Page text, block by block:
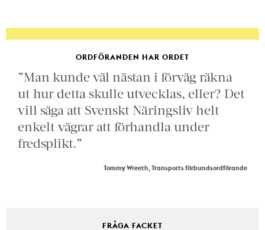
ORDFÖRANDEN HAR ORDET
”Man kunde väl nästan i förväg räkna
ut hur detta skulle utvecklas, eller? Det
vill säga att Svenskt Näringsliv helt
enkelt vägrar att förhandla under
fredsplikt.”
Tommy Wreeth, Transports förbundsordförande
FRÅGA FACKET